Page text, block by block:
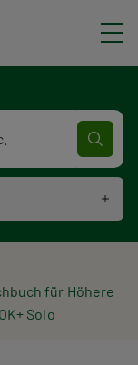
für Höhere
Solo